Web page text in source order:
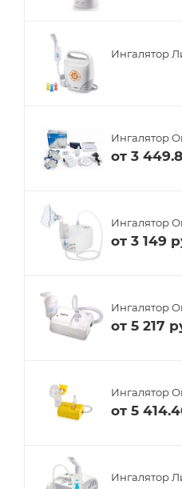
Ингалятор
Ингалятор
от 3
Ингалятор
от 3 149
Ингалятор
от 5 217
Ингалятор
от 5
Ингалятор